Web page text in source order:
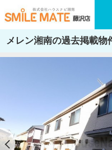
メレン湘南の過去掲載物